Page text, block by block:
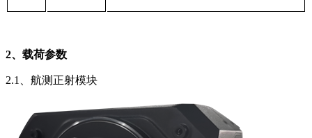
2、载荷参数
2.1、航测正射模块